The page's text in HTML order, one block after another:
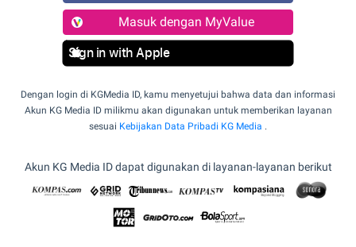
Masuk dengan MyValue
Sign in with Apple
Dengan login di KGMedia ID, kamu menyetujui bahwa data dan informasi
Akun KG Media ID milikmu akan digunakan untuk memberikan layanan
sesuai Kebijakan Data Pribadi KG Media .
Akun KG Media ID dapat digunakan di layanan-layanan berikut